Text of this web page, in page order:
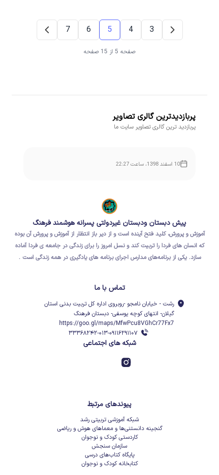
3
4
5
6
7
صفحه 5 از 15 صفحه
پربازدیدترین گالری تصاویر
پربازدید ترین گالری تصاویر سایت ما
10 اسفند 1398، ساعت 22:27
پیش دبستان ودبستان غیردولتی پسرانه هوشمند فرهنگ
آموزش و پرورش، کلید فتح آینده است و از دیر باز انتظار از آموزش و پرورش آن بوده
کهانسان های فردا را تربیت کند و نسل امروز را برایزندگی در جامعه ی فردا آماده
سازد. یکی از برنامه‌های مدارس اجرای برنامه های یادگیری در همه زندگی است .
تماس با ما
رشت - خیابان نامجو -روبروی اداره کل تربیت بدنی استان
گیلان- انتهای کوچه یوسفی- دبستان فرهنگ
https://goo.gl/maps/MfwPcu8VGhCr77Fx7
۳۳۳۶۸۲۴۲-۰۱۳-۰۹۱۱۶۲۹۱۱۰۷
شبکه های اجتماعی
پیوندهای مرتبط
شبکه آموزشی تربیتی رشد
گنجینه دانستنی‌ها و معماهای هوش و ریاضی
کاردستی کودک و نوجوان
سازمان سنجش
پایگاه کتاب‌های درسی
کتابخانه کودک و نوجوان